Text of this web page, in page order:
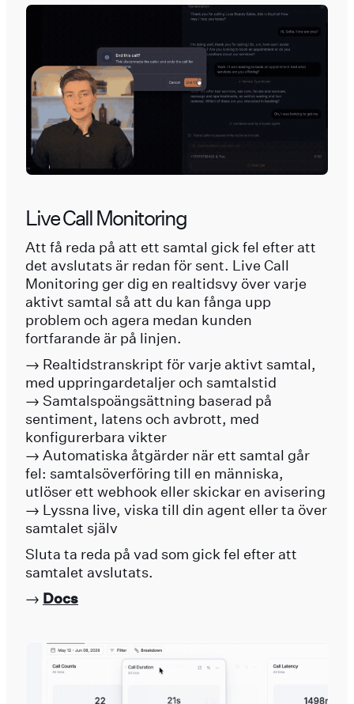
Live Call Monitoring
Att få reda på att ett samtal gick fel efter att
det avslutats är redan för sent. Live Call
Monitoring ger dig en realtidsvy över varje
aktivt samtal så att du kan fånga upp
problem och agera medan kunden
fortfarande är på linjen.
→ Realtidstranskript för varje aktivt samtal,
med uppringardetaljer och samtalstid
→ Samtalspoängsättning baserad på
sentiment, latens och avbrott, med
konfigurerbara vikter
→ Automatiska åtgärder när ett samtal går
fel: samtalsöverföring till en människa,
utlöser ett webhook eller skickar en avisering
→ Lyssna live, viska till din agent eller ta över
samtalet själv
Sluta ta reda på vad som gick fel efter att
samtalet avslutats.
→ Docs